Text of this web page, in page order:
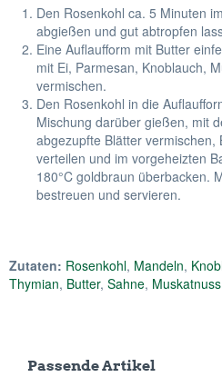
Den Rosenkohl ca. 5 Minuten
abgießen und gut abtropfen
Eine Auflaufform mit Butter
mit Ei, Parmesan, Knoblauch,
vermischen.
Den Rosenkohl in die
Mischung darüber gießen, mit
abgezupfte Blätter vermischen,
verteilen und im vorgeheizten
180°C goldbraun überbacken.
bestreuen und servieren.
Zutaten: Rosenkohl, Mandeln,
Thymian, Butter, Sahne, Muskatnuss
Passende Artikel